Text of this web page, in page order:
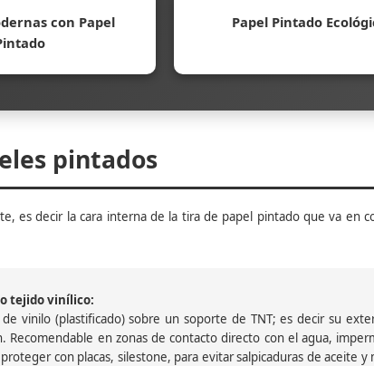
con Papel
Papel Pintado
pintados
es decir la cara interna de la tira de papel pintado que va en
tejido vinílico:
vinilo (plastificado) sobre un soporte de TNT; es decir su
Recomendable en zonas de contacto directo con el agua,
con placas, silestone, para evitar salpicaduras de aceite